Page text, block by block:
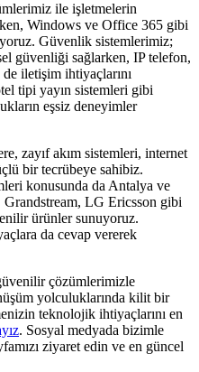
ile işletmelerin
Windows ve Office 365 gibi
Güvenlik sistemlerimiz;
güvenliği sağlarken, IP telefon,
iletişim ihtiyaçlarını
tipi yayın sistemleri gibi
eşsiz deneyimler
zayıf akım sistemleri, internet
bir tecrübeye sahibiz.
konusunda da Antalya ve
LG Ericsson gibi
ürünler sunuyoruz.
da cevap vererek
çözümlerimizle
yolculuklarında kilit bir
teknolojik ihtiyaçlarını en
. Sosyal medyada bizimle
ziyaret edin ve en güncel